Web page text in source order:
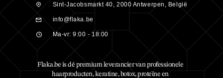
Sint-Jacobsmarkt 40, 2000 Antwerpen, België
info@flaka.be
Ma-vr: 9:00 - 18:00
Flaka.be is dé premium leverancier van professionele
haarproducten, keratine, botox, proteïne en